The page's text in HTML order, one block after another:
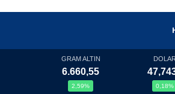
GRAM ALTIN
6.660,55
2,59%
DOLAR
0,18%